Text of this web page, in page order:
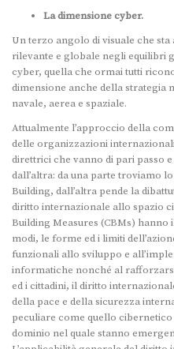
La dimensione cyber.
Un terzo angolo di visuale che
rilevante e globale negli equilibri
cyber, quella che ormai tutti
dimensione anche della strategia
navale, aerea e spaziale.
Attualmente l’approccio della
delle organizzazioni
direttrici che vanno di pari passo
dall’altra: da una parte troviamo
Building, dall’altra pende la
diritto internazionale allo spazio
Building Measures (CBMs)
modi, le forme ed i limiti
funzionali allo sviluppo e
informatiche nonché al
ed i cittadini, il diritto
della pace e della sicurezza
peculiare come quello
dominio nel quale stanno